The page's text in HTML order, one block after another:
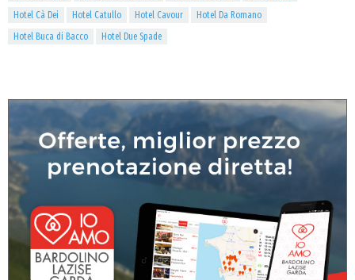
Hotel Cà Dei
Hotel Catullo Hotel Cavour
Hotel Da Romano
Hotel Buca di Bacco
Hotel Due Spade